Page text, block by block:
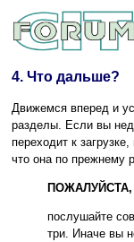
4. Что дальше?
Движемся вперед и
разделы. Если вы
переходит к
что она по прежнему
послушайте
три. Иначе вы